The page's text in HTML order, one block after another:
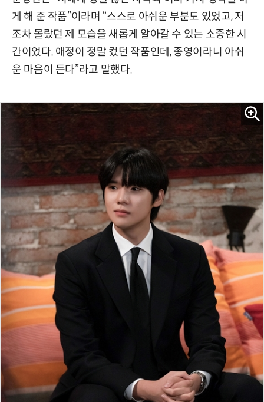
게 해 준 작품”이라며 “스스로 아쉬운 부분도 있었고, 저
조차 몰랐던 제 모습을 새롭게 알아갈 수 있는 소중한 시
간이었다. 애정이 정말 컸던 작품인데, 종영이라니 아쉬
운 마음이 든다”라고 말했다.